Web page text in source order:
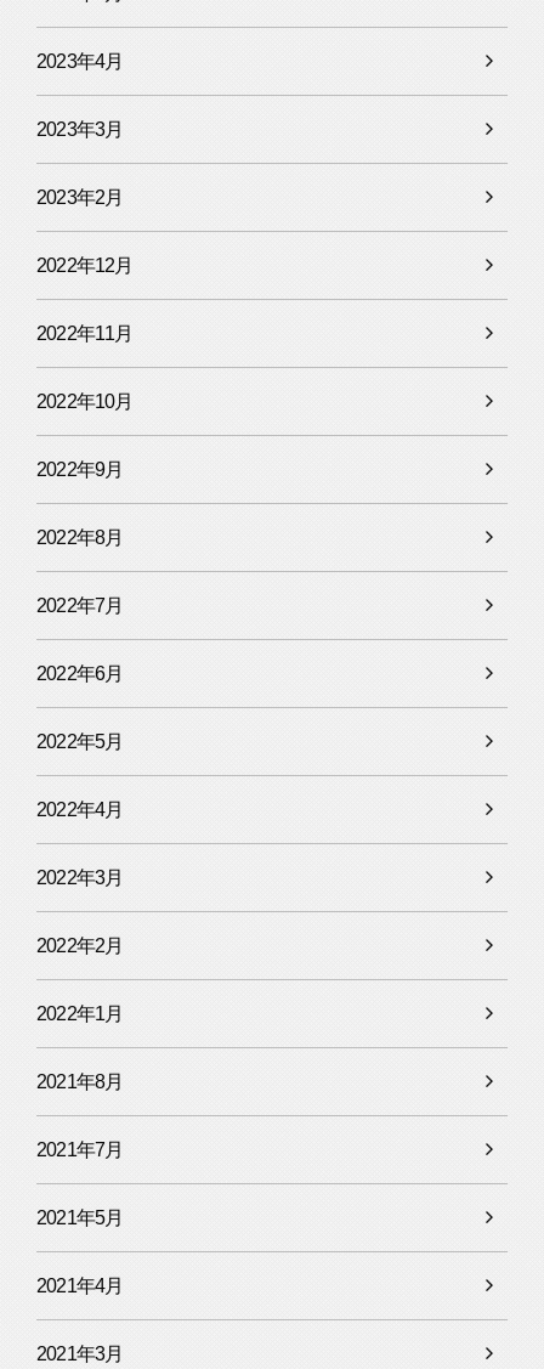
2023年4月
2023年3月
2023年2月
2022年12月
2022年11月
2022年10月
2022年9月
2022年8月
2022年7月
2022年6月
2022年5月
2022年4月
2022年3月
2022年2月
2022年1月
2021年8月
2021年7月
2021年5月
2021年4月
2021年3月